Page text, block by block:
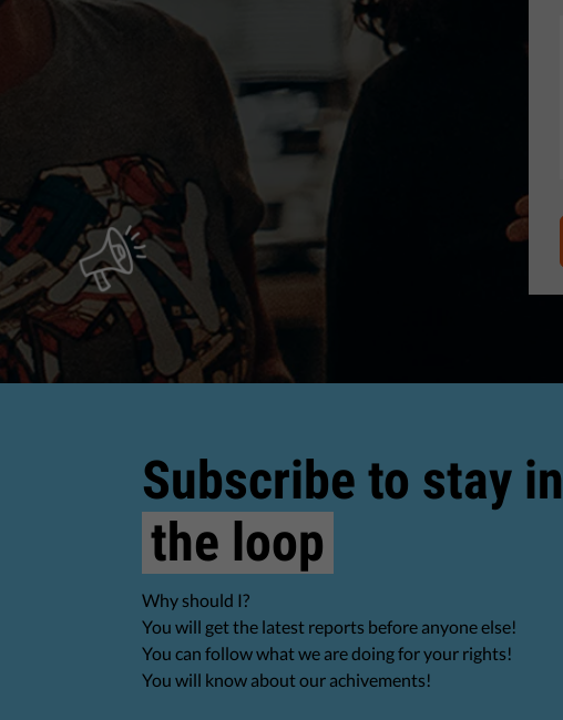
Subscribe to stay in
the loop
Why should I?
You will get the latest reports before anyone else!
You can follow what we are doing for your rights!
You will know about our achivements!